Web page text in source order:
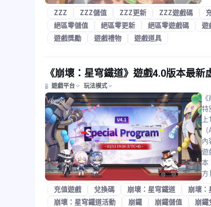
ZZZ ZZZ儲值 ZZZ更新 ZZZ遊戲碼
絕區零儲值
絕區零更新 絕區零遊戲碼 遊
遊戲獎勵
遊戲禮物 遊戲道具
《崩壞：星穹鐵道》遊戲4.0版本最新
遊戲平台 玩法模式
特
內
遊
本
方
充值遊戲 兌換碼 崩壞：星穹鐵道 崩壞：
崩壞：星穹鐵道活動
崩鐵 崩鐵儲值 崩鐵